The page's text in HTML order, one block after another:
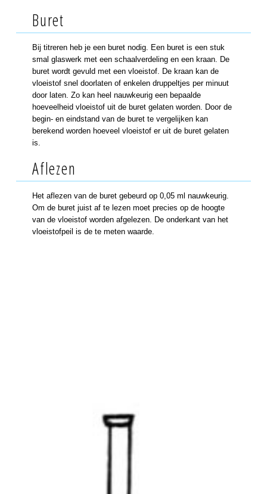
Buret
Bij titreren heb je een buret nodig. Een buret is een stuk
smal glaswerk met een schaalverdeling en een kraan. De
buret wordt gevuld met een vloeistof. De kraan kan de
vloeistof snel doorlaten of enkelen druppeltjes per minuut
door laten. Zo kan heel nauwkeurig een bepaalde
hoeveelheid vloeistof uit de buret gelaten worden. Door de
begin- en eindstand van de buret te vergelijken kan
berekend worden hoeveel vloeistof er uit de buret gelaten
is.
Aflezen
Het aflezen van de buret gebeurd op 0,05 ml nauwkeurig.
Om de buret juist af te lezen moet precies op de hoogte
van de vloeistof worden afgelezen. De onderkant van het
vloeistofpeil is de te meten waarde.